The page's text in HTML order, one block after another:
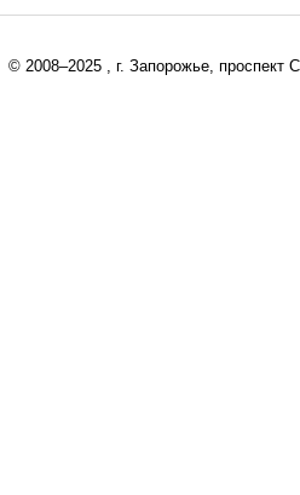
© 2008–2025 , г. Запорожье, проспект